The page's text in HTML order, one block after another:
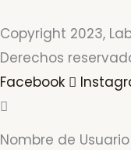
Copyright 2023,
Derechos
Facebook
Nombre de